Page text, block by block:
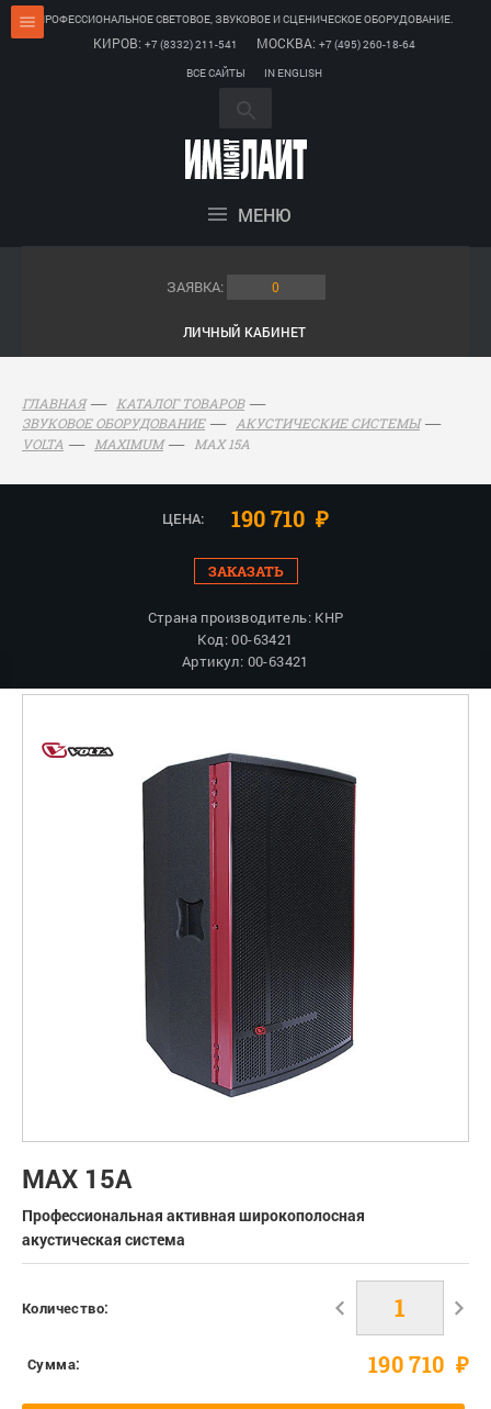
ПРОФЕССИОНАЛЬНОЕ СВЕТОВОЕ, ЗВУКОВОЕ И СЦЕНИЧЕСКОЕ ОБОРУДОВАНИЕ.
КИРОВ: +7 (8332) 211-541 МОСКВА: +7 (495) 260-18-64
ВСЕ САЙТЫ
IN ENGLISH
МЕНЮ
ЗАЯВКА: 0
ЛИЧНЫЙ КАБИНЕТ
ГЛАВНАЯ
КАТАЛОГ ТОВАРОВ
ЗВУКОВОЕ ОБОРУДОВАНИЕ
АКУСТИЧЕСКИЕ СИСТЕМЫ
VOLTA
MAXIMUM MAX 15A
ЦЕНА: 190 710 ₽
ЗАКАЗАТЬ
Страна производитель: КНР
Код: 00-63421
Артикул: 00-63421
MAX 15A
Профессиональная активная широкополосная
акустическая система
Количество:
Сумма: 190 710 ₽